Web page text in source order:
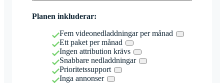
Planen inkluderar:
Fem videonedladdningar per månad
Ett paket per månad
Ingen attribution krävs
Snabbare nedladdningar
Prioritetssupport
Inga annonser